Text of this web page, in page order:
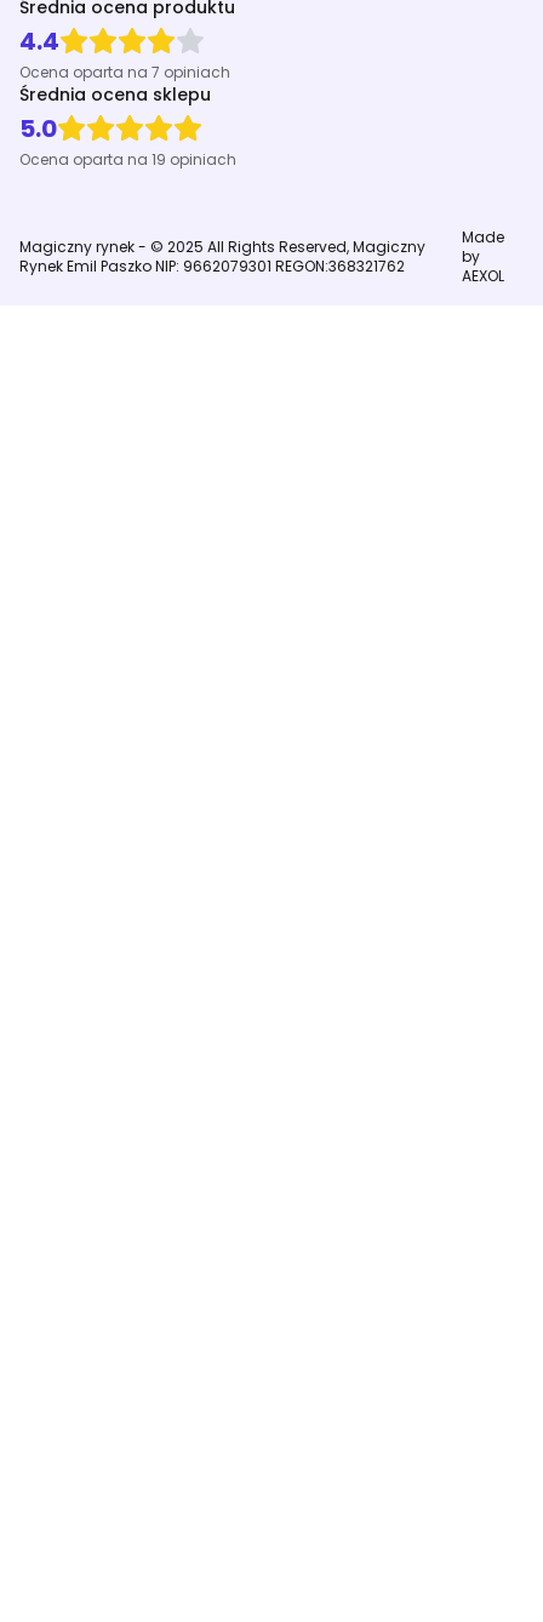
Średnia ocena produktu
4.4
Ocena oparta na 7 opiniach
Średnia ocena sklepu
5.0
Ocena oparta na 19 opiniach
Magiczny rynek - © 2025 All Rights Reserved, Magiczny
Rynek Emil Paszko NIP: 9662079301 REGON:368321762
Made
by
AEXOL